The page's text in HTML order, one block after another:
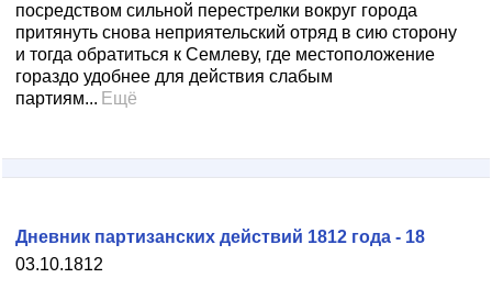
посредством сильной перестрелки вокруг города
притянуть снова неприятельский отряд в сию сторону
и тогда обратиться к Семлеву, где местоположение
гораздо удобнее для действия слабым
партиям... Ещё
03.10.1812
Дневник партизанских действий 1812 года - 18